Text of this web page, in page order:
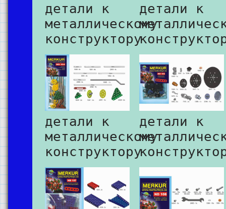
детали к
металлическому
конструктору
детали к
детали к
металлическому
конструктору
детали к